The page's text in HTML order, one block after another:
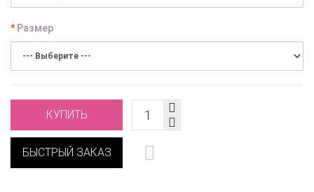
Размер
КУПИТЬ
БЫСТРЫЙ ЗАКАЗ